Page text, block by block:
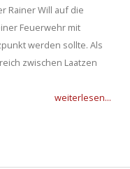
Rainer Will auf die
Feuerwehr mit
werden sollte. Als
zwischen Laatzen
weiterlesen...